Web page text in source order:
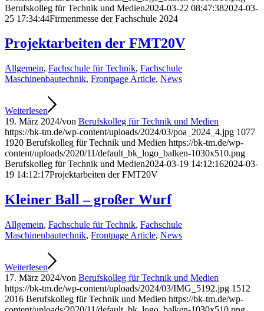
Berufskolleg für Technik und Medien2024-03-22 08:47:382024-03-
25 17:34:44Firmenmesse der Fachschule 2024
Projektarbeiten der FMT20V
Allgemein, Fachschule für Technik, Fachschule
Maschinenbautechnik, Frontpage Article, News
Weiterlesen
19. März 2024/von Berufskolleg für Technik und Medien
https://bk-tm.de/wp-content/uploads/2024/03/poa_2024_4.jpg 1077
1920 Berufskolleg für Technik und Medien https://bk-tm.de/wp-
content/uploads/2020/11/default_bk_logo_balken-1030x510.png
Berufskolleg für Technik und Medien2024-03-19 14:12:162024-03-
19 14:12:17Projektarbeiten der FMT20V
Kleiner Ball – großer Wurf
Allgemein, Fachschule für Technik, Fachschule
Maschinenbautechnik, Frontpage Article, News
Weiterlesen
17. März 2024/von Berufskolleg für Technik und Medien
https://bk-tm.de/wp-content/uploads/2024/03/IMG_5192.jpg 1512
2016 Berufskolleg für Technik und Medien https://bk-tm.de/wp-